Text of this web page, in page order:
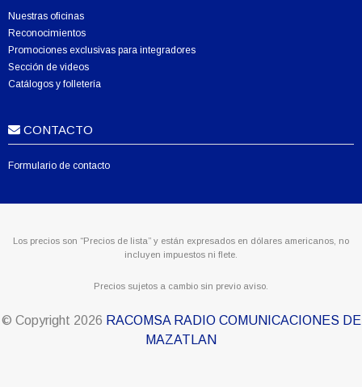
Nuestras oficinas
Reconocimientos
Promociones exclusivas para integradores
Sección de videos
Catálogos y folletería
CONTACTO
Formulario de contacto
Los precios son “Precios de lista” y están expresados en dólares americanos, no
incluyen impuestos ni flete.
Precios sujetos a cambio sin previo aviso.
© Copyright 2026 RACOMSA RADIO COMUNICACIONES DE
MAZATLAN